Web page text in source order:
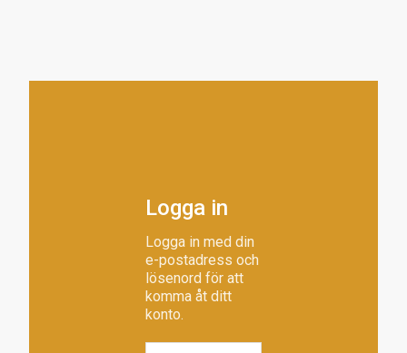
Logga in
Logga in med din
e-postadress och
lösenord för att
komma åt ditt
konto.